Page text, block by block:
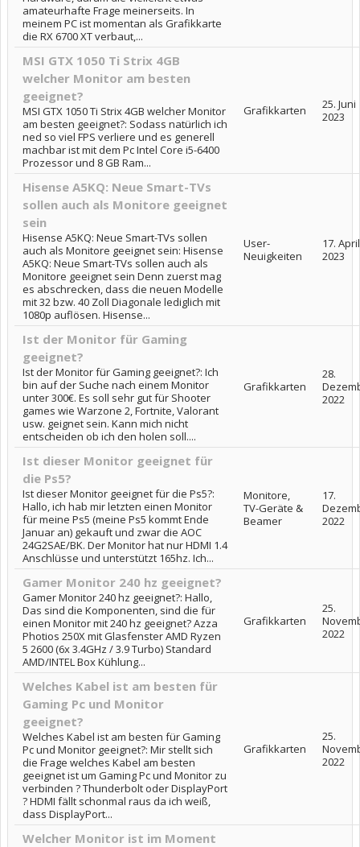
amateurhafte Frage meinerseits. In
meinem PC ist momentan als Grafikkarte
die RX 6700 XT verbaut,...
MSI GTX 1050 Ti Strix 4GB
welcher Monitor am besten
geeignet?
MSI GTX 1050 Ti Strix 4GB welcher Monitor
am besten geeignet?: Sodass natürlich ich
ned so viel FPS verliere und es generell
machbar ist mit dem Pc Intel Core i5-6400
Prozessor und 8 GB Ram...
Grafikkarten
25. Juni
2023
Hisense A5KQ: Neue Smart-TVs
sollen auch als Monitore geeignet
sein
Hisense A5KQ: Neue Smart-TVs sollen
auch als Monitore geeignet sein: Hisense
A5KQ: Neue Smart-TVs sollen auch als
Monitore geeignet sein Denn zuerst mag
es abschrecken, dass die neuen Modelle
mit 32 bzw. 40 Zoll Diagonale lediglich mit
1080p auflösen. Hisense...
User-
Neuigkeiten
17. April
2023
Ist der Monitor für Gaming
geeignet?
Ist der Monitor für Gaming geeignet?: Ich
bin auf der Suche nach einem Monitor
unter 300€. Es soll sehr gut für Shooter
games wie Warzone 2, Fortnite, Valorant
usw. geignet sein. Kann mich nicht
entscheiden ob ich den holen soll....
Grafikkarten
28.
2022
Ist dieser Monitor geeignet für
die Ps5?
Ist dieser Monitor geeignet für die Ps5?:
Hallo, ich hab mir letzten einen Monitor
für meine Ps5 (meine Ps5 kommt Ende
Januar an) gekauft und zwar die AOC
24G2SAE/BK. Der Monitor hat nur HDMI 1.4
Anschlüsse und unterstützt 165hz. Ich...
Monitore,
TV-Geräte &
Beamer
17.
2022
Gamer Monitor 240 hz geeignet?
Gamer Monitor 240 hz geeignet?: Hallo,
Das sind die Komponenten, sind die für
einen Monitor mit 240 hz geeignet? Azza
Photios 250X mit Glasfenster AMD Ryzen
5 2600 (6x 3.4GHz / 3.9 Turbo) Standard
AMD/INTEL Box Kühlung...
Grafikkarten
25.
2022
Welches Kabel ist am besten für
Gaming Pc und Monitor
geeignet?
Welches Kabel ist am besten für Gaming
Pc und Monitor geeignet?: Mir stellt sich
die Frage welches Kabel am besten
geeignet ist um Gaming Pc und Monitor zu
verbinden ? Thunderbolt oder DisplayPort
? HDMI fällt schonmal raus da ich weiß,
dass DisplayPort...
Grafikkarten
25.
2022
Welcher Monitor ist im Moment